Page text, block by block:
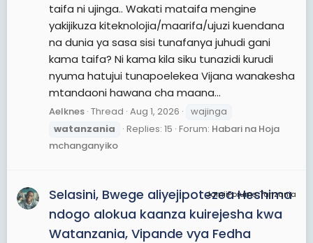
taifa ni ujinga.. Wakati mataifa mengine
yakijikuza kiteknolojia/maarifa/ujuzi kuendana
na dunia ya sasa sisi tunafanya juhudi gani
kama taifa? Ni kama kila siku tunazidi kurudi
nyuma hatujui tunapoelekea Vijana wanakesha
mtandaoni hawana cha maana...
Aelknes Thread Aug 1, 2026
wajinga
watanzania
Replies: 15 Forum: Habari na Hoja
mchanganyiko
JamiiForums Tanzania
Selasini, Bwege aliyejipotezea Heshima
ndogo alokua kaanza kuirejesha kwa
Watanzania, Vipande vya Fedha